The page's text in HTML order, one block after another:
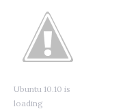
Ubuntu 10.10 is
loading